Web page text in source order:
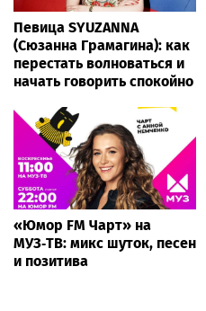
Певица SYUZANNA
(Сюзанна Грамагина): как
перестать волноваться и
начать говорить спокойно
«Юмор FM Чарт» на
МУЗ‑ТВ: микс шуток, песен
и позитива